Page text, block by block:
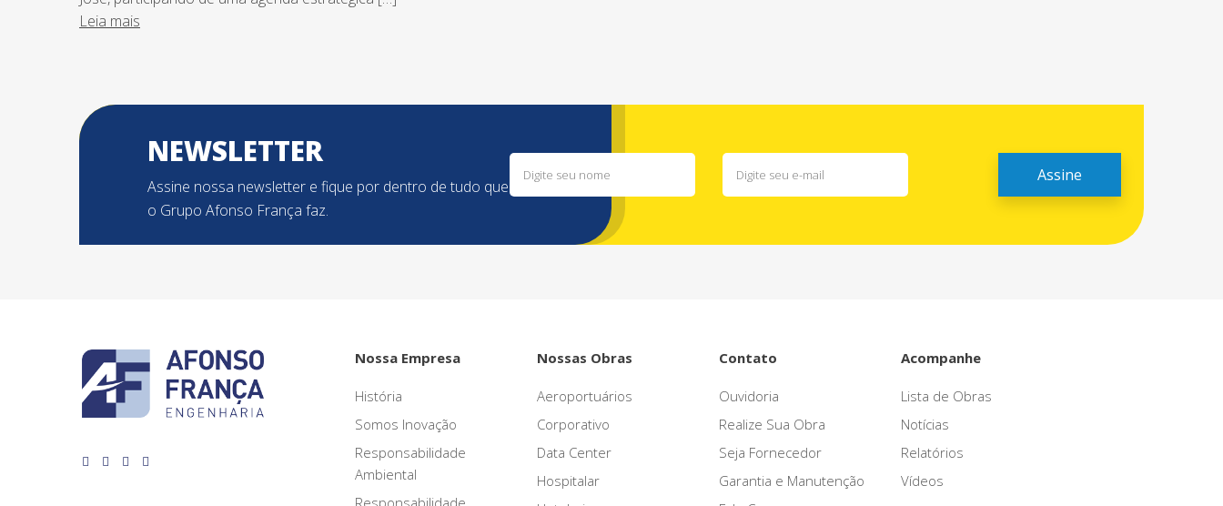
Leia mais
NEWSLETTER
Assine nossa newsletter e fique por dentro de tudo que
o Grupo Afonso França faz.
Nossa Empresa
História
Somos Inovação
Responsabilidade
Ambiental
Nossas Obras
Aeroportuários
Corporativo
Data Center
Hospitalar
Contato
Ouvidoria
Realize Sua Obra
Seja Fornecedor
Garantia e Manutenção
Acompanhe
Lista de Obras
Notícias
Relatórios
Vídeos